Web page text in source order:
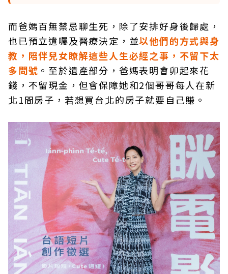
而爸媽百無禁忌聊生死，除了安排好身後歸處，
也已預立遺囑及醫療決定，並以他們的方式與身
教，陪伴兒女瞭解這些人生必經之事，不留下太
多問號 。至於遺產部分，爸媽表明會卯起來花
錢，不留現金，但會保障她和2個哥哥每人在新
北1間房子，若想買台北的房子就要自己賺。